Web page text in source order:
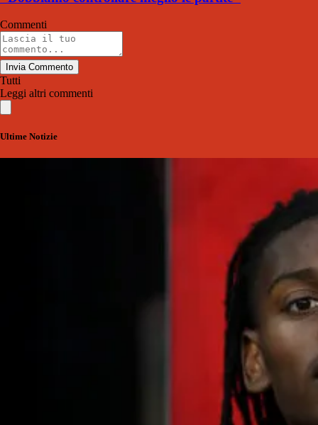
Commenti
Invia Commento
Tutti
Leggi altri commenti
Ultime Notizie